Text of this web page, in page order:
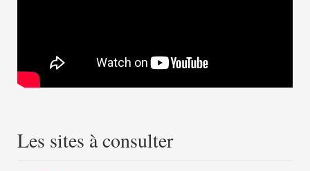
Les sites à consulter